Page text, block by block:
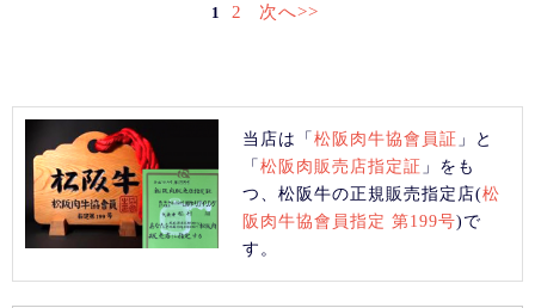
1 2 次へ>>
当店は「松阪肉牛協會員証 」と
「松阪肉販売店指定証 」をも
つ、松阪牛の正規販売指定店(松
阪肉牛協會員指定 第199号)で
す。